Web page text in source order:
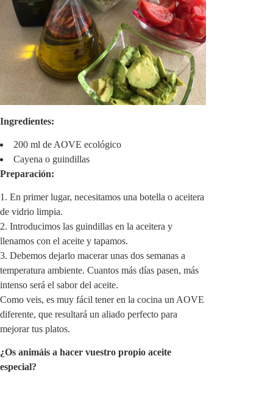
Ingredientes:
200 ml de AOVE ecológico
Cayena o guindillas
Preparación:
En primer lugar, necesitamos una botella o aceitera
de vidrio limpia.
Introducimos las guindillas en la aceitera y
llenamos con el aceite y tapamos.
Debemos dejarlo macerar unas dos semanas a
temperatura ambiente. Cuantos más días pasen, más
intenso será el sabor del aceite.
Como veis, es muy fácil tener en la cocina un AOVE
diferente, que resultará un aliado perfecto para
mejorar tus platos.
¿Os animáis a hacer vuestro propio aceite
especial?